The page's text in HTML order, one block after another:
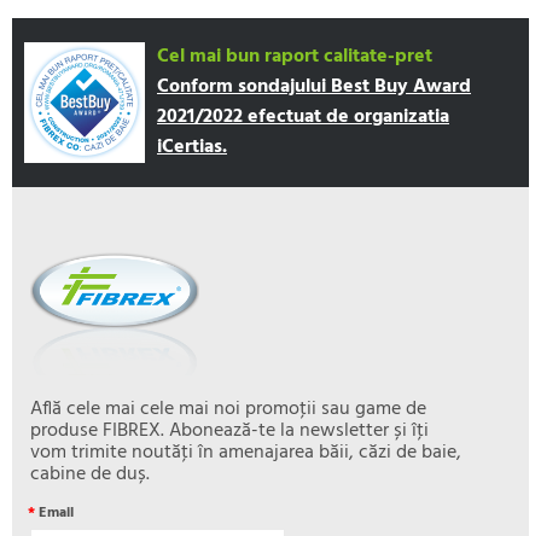
Cel mai bun raport calitate-pret
Conform sondajului Best Buy Award
2021/2022 efectuat de organizatia
iCertias.
Află cele mai cele mai noi promoţii sau game de
produse FIBREX. Abonează-te la newsletter și îţi
vom trimite noutăţi în amenajarea băii, căzi de baie,
cabine de duș.
*Email